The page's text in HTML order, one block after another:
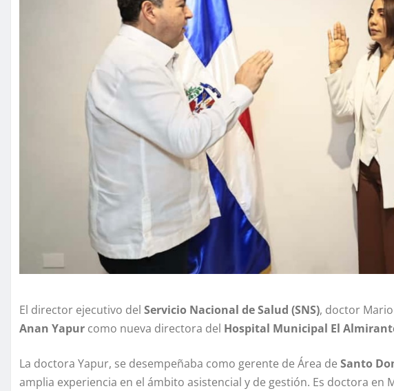
El director ejecutivo del Servicio Nacional de Salud (SNS), doctor
Anan Yapur como nueva directora del Hospital Municipal El
La doctora Yapur, se desempeñaba como gerente de Área de Santo
amplia experiencia en el ámbito asistencial y de gestión. Es doctora en